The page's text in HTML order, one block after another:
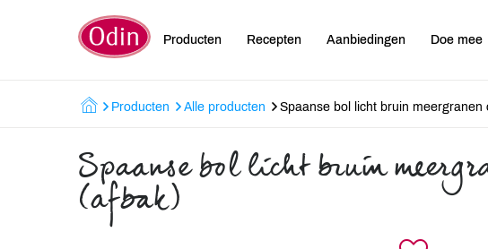
Producten Recepten Aanbiedingen Doe mee
Producten Alle producten Spaanse bol licht bruin meergranen
Spaanse bol licht bruin
(afbak)